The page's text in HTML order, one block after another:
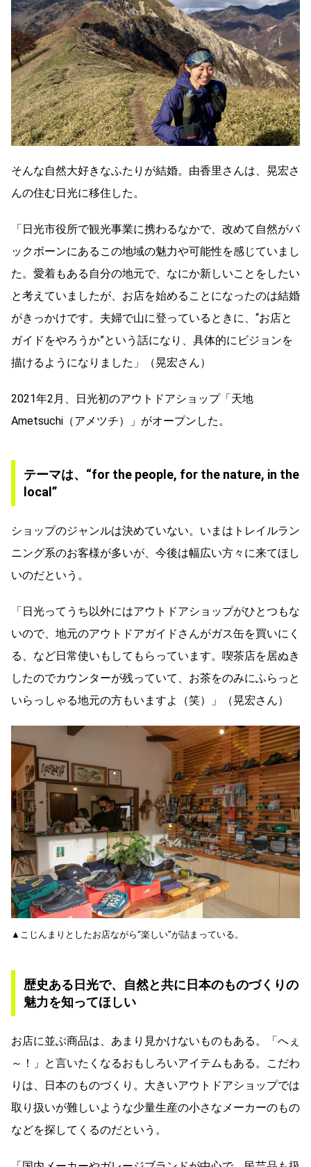
そんな自然大好きなふたりが結婚。由香里さんは、晃宏さ
んの住む日光に移住した。
「日光市役所で観光事業に携わるなかで、改めて自然がバ
ックボーンにあるこの地域の魅力や可能性を感じていまし
た。愛着もある自分の地元で、なにか新しいことをしたい
と考えていましたが、お店を始めることになったのは結婚
がきっかけです。夫婦で山に登っているときに、“お店と
ガイドをやろうか”という話になり、具体的にビジョンを
描けるようになりました」（晃宏さん）
2021年2月、日光初のアウトドアショップ「天地
Ametsuchi（アメツチ）」がオープンした。
テーマは、 “for the people, for the nature, in the
local”
ショップのジャンルは決めていない。いまはトレイルラン
ニング系のお客様が多いが、今後は幅広い方々に来てほし
いのだという。
「日光ってうち以外にはアウトドアショップがひとつもな
いので、地元のアウトドアガイドさんがガス缶を買いにく
る、など日常使いもしてもらっています。喫茶店を居ぬき
したのでカウンターが残っていて、お茶をのみにふらっと
いらっしゃる地元の方もいますよ（笑）」（晃宏さん）
▲こじんまりとしたお店ながら“楽しい”が詰まっている。
歴史ある日光で、自然と共に日本のものづくりの
魅力を知ってほしい
お店に並ぶ商品は、あまり見かけないものもある。「へぇ
～！」と言いたくなるおもしろいアイテムもある。こだわ
りは、日本のものづくり。大きいアウトドアショップでは
取り扱いが難しいような少量生産の小さなメーカーのもの
などを探してくるのだという。